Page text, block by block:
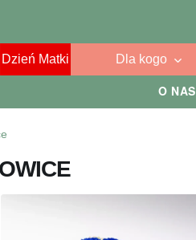
O NAS
Dzień Matki Dla kogo